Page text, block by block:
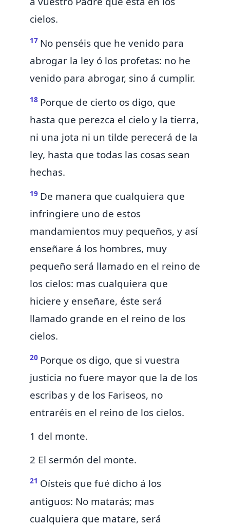
cielos.
17 No penséis que he venido para
abrogar la ley ó los profetas: no he
venido para abrogar, sino á cumplir.
18 Porque de cierto os digo, que
hasta que perezca el cielo y la tierra,
ni una jota ni un tilde perecerá de la
ley, hasta que todas las cosas sean
hechas.
19 De manera que cualquiera que
infringiere uno de estos
mandamientos muy pequeños, y así
enseñare á los hombres, muy
pequeño será llamado en el reino de
los cielos: mas cualquiera que
hiciere y enseñare, éste será
llamado grande en el reino de los
cielos.
20 Porque os digo, que si vuestra
justicia no fuere mayor que la de los
escribas y de los Fariseos, no
entraréis en el reino de los cielos.
1 del monte.
2 El sermón del monte.
21 Oísteis que fué dicho á los
antiguos: No matarás; mas
cualquiera que matare, será